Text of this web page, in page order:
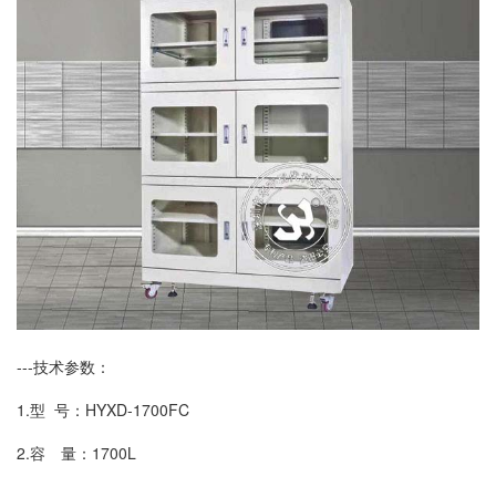
---技术参数：
1.型 号：HYXD-1700FC
2.容 量：1700L